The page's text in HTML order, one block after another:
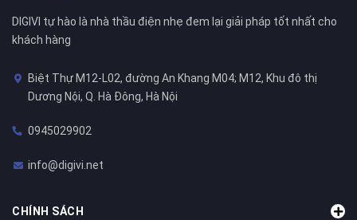
DIGIVI tự hào là nhà thầu điện nhẹ đem lại giải pháp tốt nhất cho
khách hàng
Biệt Thự M12-L02, đường An Khang M04; M12, Khu đô thị
Dương Nội, Q. Hà Đông, Hà Nội
0945029902
info@digivi.net
CHÍNH SÁCH